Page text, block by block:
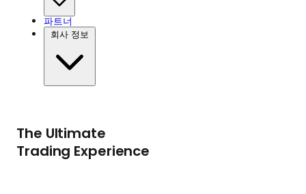
파트너
회사 정보
The Ultimate
Trading Experience